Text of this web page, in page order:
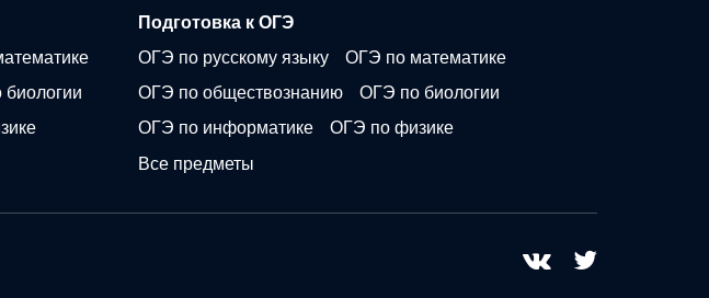
Подготовка к ОГЭ
ОГЭ по русскому языку
ОГЭ по математике
ОГЭ по обществознанию
ОГЭ по биологии
ОГЭ по информатике
ОГЭ по физике
Все предметы